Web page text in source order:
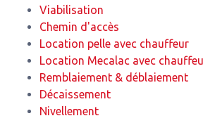
Viabilisation
Chemin d'accès
Location pelle avec chauffeur
Location Mecalac avec
Remblaiement & déblaiement
Décaissement
Nivellement